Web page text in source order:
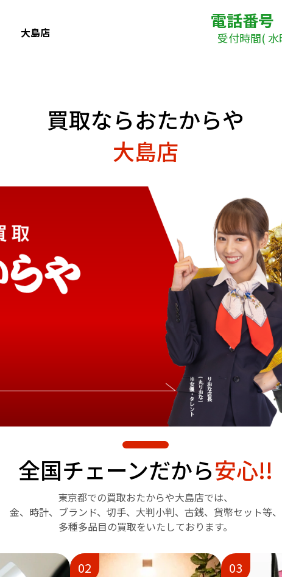
大島店
電話番号
受付時間(
買取ならおたからや
大島店
全国チェーンだから安心!!
東京都での買取おたからや大島店では、
金、時計、ブランド、切手、 大判小判、古銭、貨幣セット等、
多種多品目の買取をいたしております。
02 03